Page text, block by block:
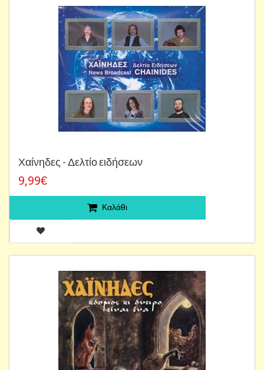
Χαίνηδες - Δελτίο ειδήσεων
9,99€
Καλάθι